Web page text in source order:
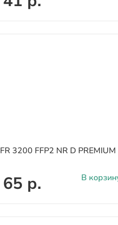
FR 3200 FFP2 NR D PREMIUM
65 р. В